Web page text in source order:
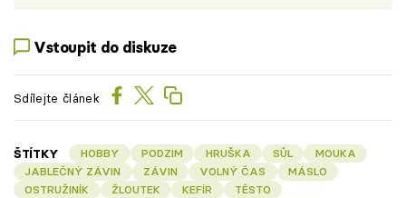
Vstoupit do diskuze
Sdílejte článek
ŠTÍTKY HOBBY PODZIM HRUŠKA SŮL
MOUKA
JABLEČNÝ ZÁVIN
ZÁVIN VOLNÝ ČAS
MÁSLO
OSTRUŽINÍK
ŽLOUTEK KEFÍR
TĚSTO